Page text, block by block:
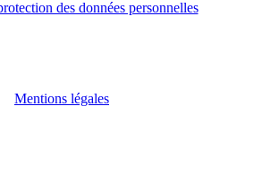
des données personnelles
Mentions légales